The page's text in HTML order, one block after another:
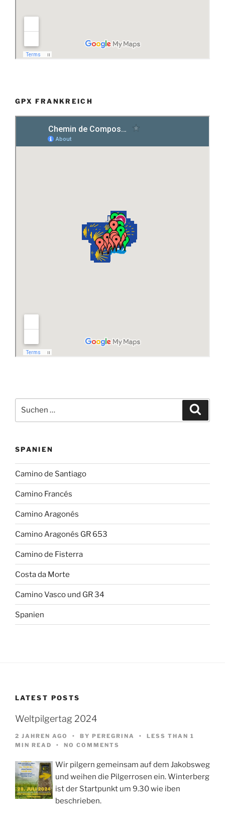
GPX FRANKREICH
nach:
SPANIEN
Camino de Santiago
Camino Francés
Camino Aragonés
Camino Aragonés GR 653
Camino de Fisterra
Costa da Morte
Camino Vasco und GR 34
Spanien
LATEST POSTS
Weltpilgertag 2024
2 JAHREN AGO BY PEREGRINA
LESS THAN 1
MIN READ
NO COMMENTS
Wir pilgern gemeinsam auf dem Jakobsweg
und weihen die Pilgerrosen ein. Winterberg
ist der Startpunkt um 9.30 wie iben
beschrieben.